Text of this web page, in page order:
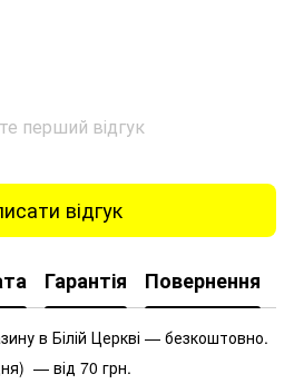
перший відгук
відгук
Гарантія Повернення
в Білій Церкві — безкоштовно.
— від 70 грн.